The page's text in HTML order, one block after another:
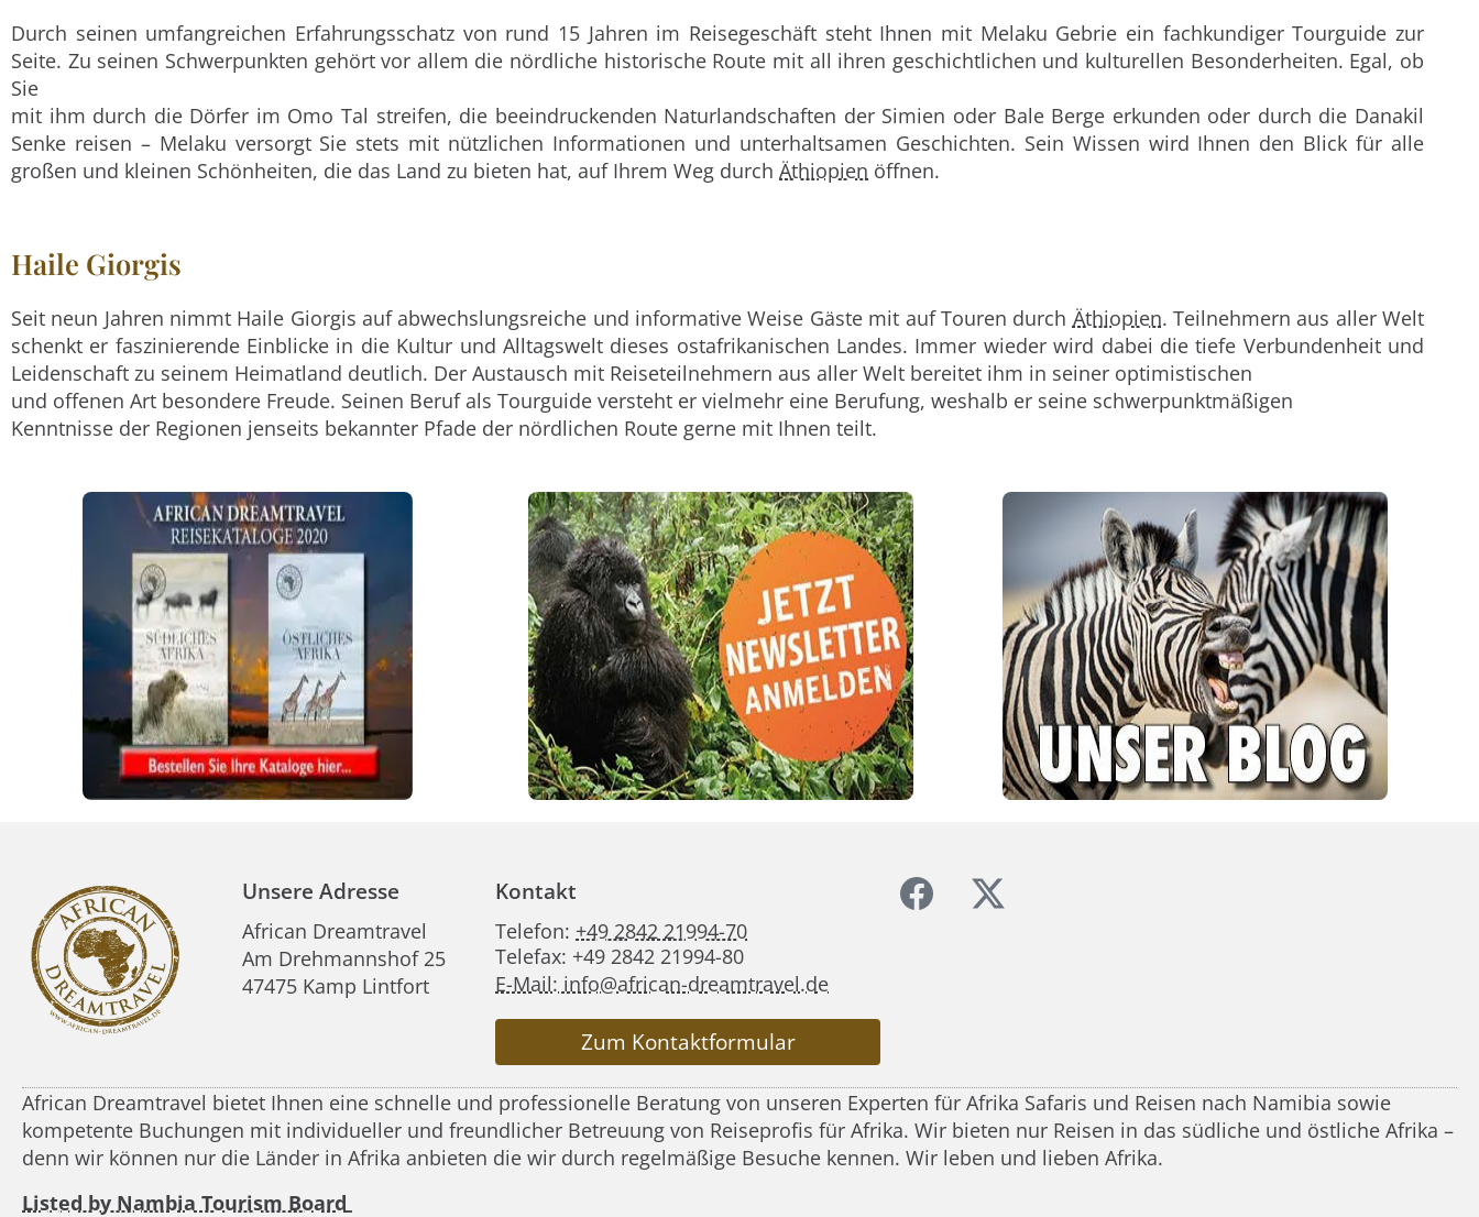
Durch seinen umfangreichen Erfahrungsschatz von rund 15 Jahren im Reisegeschäft steht Ihnen mit Melaku Gebrie ein fachkundiger Tourguide zur
Seite. Zu seinen Schwerpunkten gehört vor allem die nördliche historische Route mit all ihren geschichtlichen und kulturellen Besonderheiten. Egal, ob
Sie
mit ihm durch die Dörfer im Omo Tal streifen, die beeindruckenden Naturlandschaften der Simien oder Bale Berge erkunden oder durch die Danakil
Senke reisen – Melaku versorgt Sie stets mit nützlichen Informationen und unterhaltsamen Geschichten. Sein Wissen wird Ihnen den Blick für alle
großen und kleinen Schönheiten, die das Land zu bieten hat, auf Ihrem Weg durch Äthiopien öffnen.
Haile Giorgis
Seit neun Jahren nimmt Haile Giorgis auf abwechslungsreiche und informative Weise Gäste mit auf Touren durch Äthiopien. Teilnehmern aus aller Welt
schenkt er faszinierende Einblicke in die Kultur und Alltagswelt dieses ostafrikanischen Landes. Immer wieder wird dabei die tiefe Verbundenheit und
Leidenschaft zu seinem Heimatland deutlich. Der Austausch mit Reiseteilnehmern aus aller Welt bereitet ihm in seiner optimistischen
und offenen Art besondere Freude. Seinen Beruf als Tourguide versteht er vielmehr eine Berufung, weshalb er seine schwerpunktmäßigen
Kenntnisse der Regionen jenseits bekannter Pfade der nördlichen Route gerne mit Ihnen teilt.
Unsere Adresse
African Dreamtravel
Am Drehmannshof 25
47475 Kamp Lintfort
Kontakt
Telefon: +49 2842 21994-70
Telefax: +49 2842 21994-80
E-Mail: info@african-dreamtravel.de
Zum Kontaktformular
African Dreamtravel bietet Ihnen eine schnelle und professionelle Beratung von unseren Experten für Afrika Safaris und Reisen nach Namibia sowie
kompetente Buchungen mit individueller und freundlicher Betreuung von Reiseprofis für Afrika. Wir bieten nur Reisen in das südliche und östliche Afrika –
denn wir können nur die Länder in Afrika anbieten die wir durch regelmäßige Besuche kennen. Wir leben und lieben Afrika.
Listed by Nambia Tourism Board